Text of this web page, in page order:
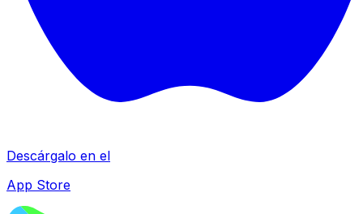
Descárgalo en el
App Store